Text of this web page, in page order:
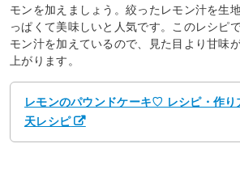
モンを加えましょう。絞ったレモン汁を生
っぱくて美味しいと人気です。このレシピ
モン汁を加えているので、見た目より甘味
上がります。
レモンのパウンドケーキ♡ レシピ・作
天レシピ